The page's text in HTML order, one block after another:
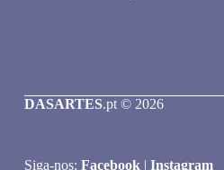
DASARTES.pt © 2026
Siga-nos: Facebook| Instagram